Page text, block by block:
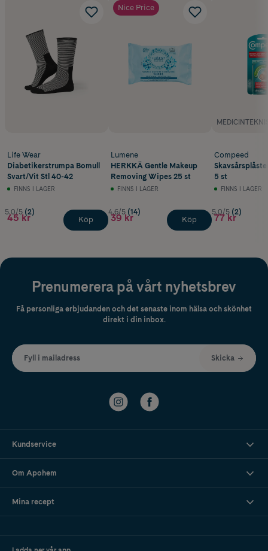
Life Wear
Diabetikerstrumpa Bomull
Svart/Vit Stl 40-42
FINNS I LAGER
5.0/5 (2)
45 kr Köp
Nice Price
Lumene
HERKKÄ Gentle Makeup
Removing Wipes 25 st
FINNS I LAGER
4.6/5 (14)
39 kr Köp
Compeed
5 st
FINNS I LAGER
5.0/5 (2)
77 kr
Prenumerera på vårt nyhetsbrev
Få personliga erbjudanden och det senaste inom hälsa och skönhet
direkt i din inbox.
Fyll i mailadress Skicka
Kundservice
Om Apohem
Mina recept